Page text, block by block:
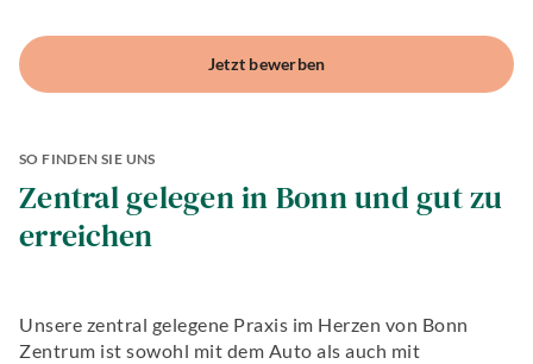
Aligner-
Zahnheilkunde
Alterszahnheilkunde
Zahnerhaltung
Jetzt bewerben
SO FINDEN SIE UNS
Zentral gelegen in Bonn und gut zu
erreichen
Unsere zentral gelegene Praxis im Herzen von Bonn
Zentrum ist sowohl mit dem Auto als auch mit